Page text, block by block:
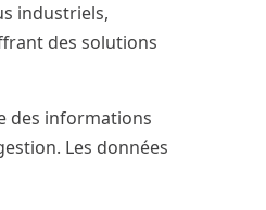
industriels,
des solutions
des informations
Les données